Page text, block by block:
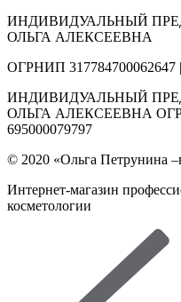
ИНДИВИДУАЛЬНЫЙ
ОЛЬГА АЛЕКСЕЕВНА
ОГРНИП 317784700062647
ИНДИВИДУАЛЬНЫЙ
ОЛЬГА АЛЕКСЕЕВНА
695000079797
© 2020 «Ольга Петрунина
Интернет-магазин
косметологии